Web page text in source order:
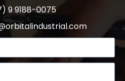
9 9188-0075